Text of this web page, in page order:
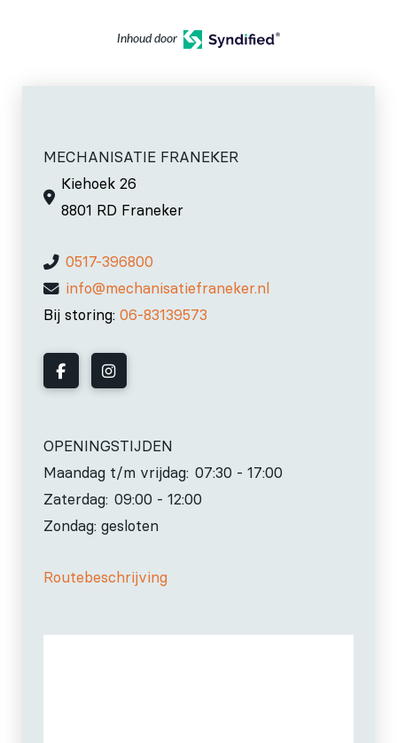
Inhoud door
MECHANISATIE FRANEKER
Kiehoek 26
8801 RD Franeker
0517-396800
info@mechanisatiefraneker.nl
Bij storing: 06-83139573
OPENINGSTIJDEN
Maandag t/m vrijdag: 07:30 - 17:00
Zaterdag: 09:00 - 12:00
Zondag: gesloten
Routebeschrijving